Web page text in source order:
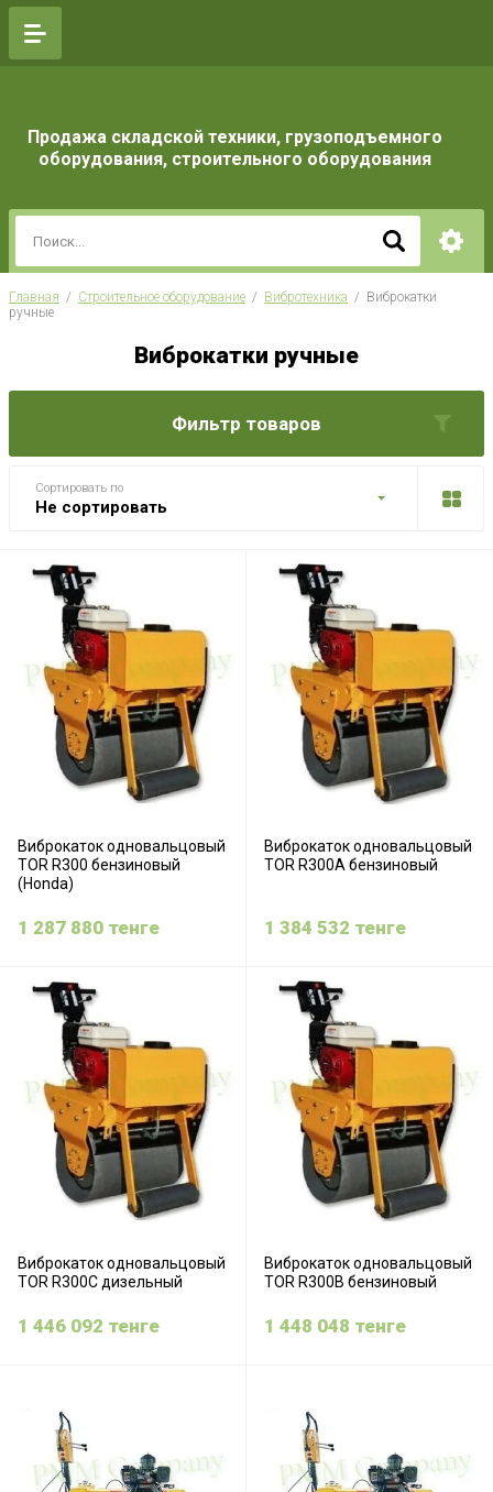
Продажа складской техники, грузоподъемного
оборудования, строительного оборудования
Главная
  /
Строительное оборудование
  /
Вибротехника
  /  Виброкатки
ручные
Виброкатки ручные
Фильтр товаров
Сортировать по
Не сортировать
Виброкаток одновальцовый
TOR R300 бензиновый
(Honda)
1 287 880 тенге
Виброкаток одновальцовый
TOR R300A бензиновый
1 384 532 тенге
Виброкаток одновальцовый
TOR R300C дизельный
1 446 092 тенге
Виброкаток одновальцовый
TOR R300B бензиновый
1 448 048 тенге